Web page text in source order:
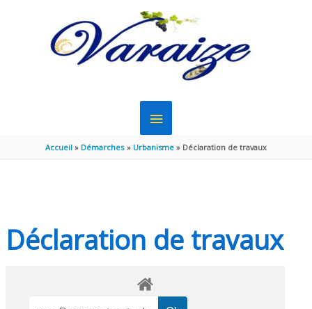
MENU
PRINCIPAL
Accueil Démarches Urbanisme Déclaration de travaux
Déclaration de travaux